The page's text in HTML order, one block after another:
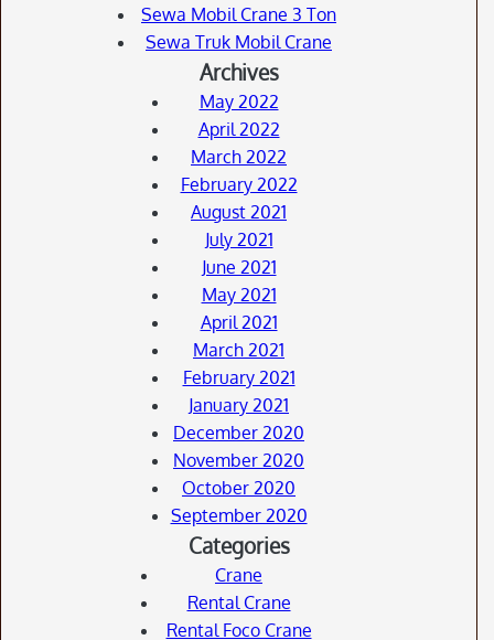
Sewa Mobil Crane 3 Ton
Sewa Truk Mobil Crane
Archives
May 2022
April 2022
March 2022
February 2022
August 2021
July 2021
June 2021
May 2021
April 2021
March 2021
February 2021
January 2021
December 2020
November 2020
October 2020
September 2020
Categories
Crane
Rental Crane
Rental Foco Crane